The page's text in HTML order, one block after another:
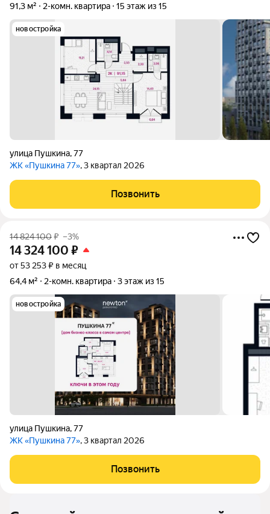
91,3 м²
2-комн. квартира 15 этаж из 15
новостройка
улица Пушкина,77
ЖК «Пушкина 77», 3 квартал 2026
Позвонить
14 824 100₽ –3%
14 324 100 ₽
от 53 253 ₽ в месяц
64,4 м²
2-комн. квартира 3 этаж из 15
новостройка
улица Пушкина,77
ЖК «Пушкина 77», 3 квартал 2026
Позвонить